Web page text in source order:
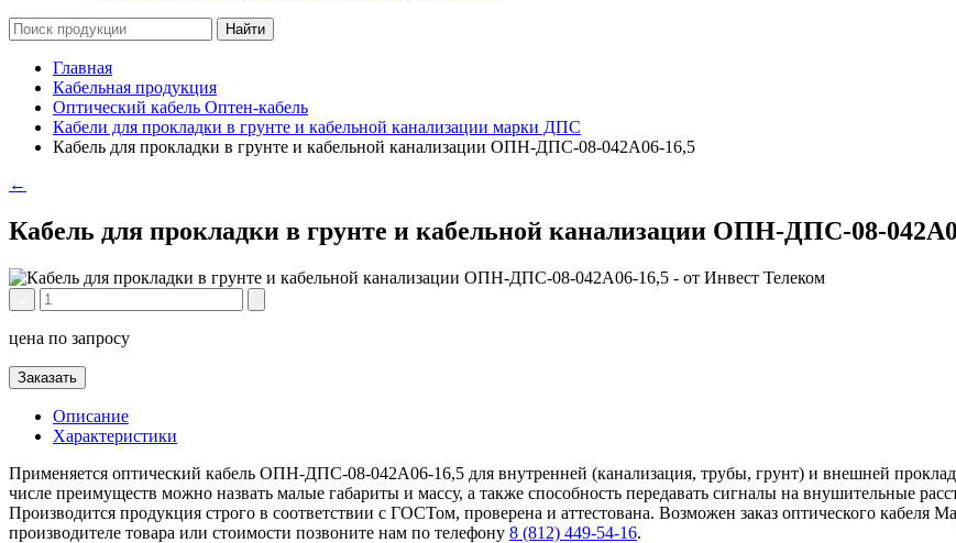
Главная
Кабельная продукция
Оптический кабель Оптен-кабель
Кабели для прокладки в грунте и кабельной канализации марки ДПС
Кабель для прокладки в грунте и кабельной канализации ОПН-ДПС-08-042А06-16,5
←
Кабель для прокладки в грунте и кабельной канализации ОПН-ДПС-08-
цена по запросу
Заказать
Описание
Характеристики
Применяется оптический кабель ОПН-ДПС-08-042А06-16,5 для внутренней (канализация, трубы, грунт) и внешней
числе преимуществ можно назвать малые габариты и массу, а также способность передавать сигналы на внушительные
Производится продукция строго в соответствии с ГОСТом, проверена и аттестована. Возможен заказ оптического
производителе товара или стоимости позвоните нам по телефону 8 (812) 449-54-16.